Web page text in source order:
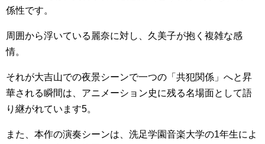
係性です。
周囲から浮いている麗奈に対し、久美子が抱く複雑な感
情。
それが大吉山での夜景シーンで一つの「共犯関係」へと昇
華される瞬間は、アニメーション史に残る名場面として語
り継がれています5。
また、本作の演奏シーンは、洗足学園音楽大学の1年生によ